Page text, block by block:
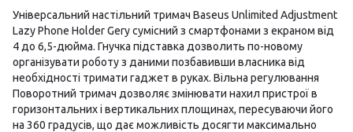
Універсальний настільний тримач Baseus Unlimited Adjustment
Lazy Phone Holder Gery сумісний з смартфонами з екраном від
4 до 6,5-дюйма. Гнучка підставка дозволить по-новому
організувати роботу з даними позбавивши власника від
необхідності тримати гаджет в руках. Вільна регулювання
Поворотний тримач дозволяє змінювати нахил пристрої в
горизонтальних і вертикальних площинах, пересуваючи його
на 360 градусів, що дає можливість досягти максимально